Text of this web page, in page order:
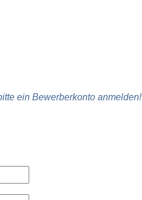
ein Bewerberkonto anmelden!